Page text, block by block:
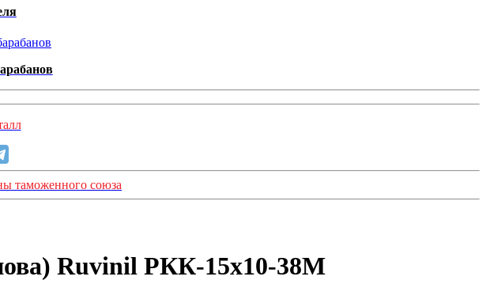
таможенного союза
Ruvinil РКК-15х10-38М